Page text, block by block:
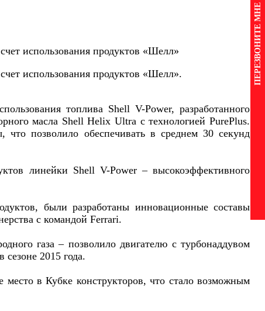
использования продуктов «Шелл»
использования продуктов «Шелл».
топлива Shell V-Power, разработанного
масла Shell Helix Ultra с технологией PurePlus.
позволило обеспечивать в среднем 30 секунд
линейки Shell V-Power – высокоэффективного
были разработаны инновационные составы
с командой Ferrari.
газа – позволило двигателю с турбонаддувом
2015 года.
в Кубке конструкторов, что стало возможным
ПЕРЕЗВОНИТЕ МНЕ